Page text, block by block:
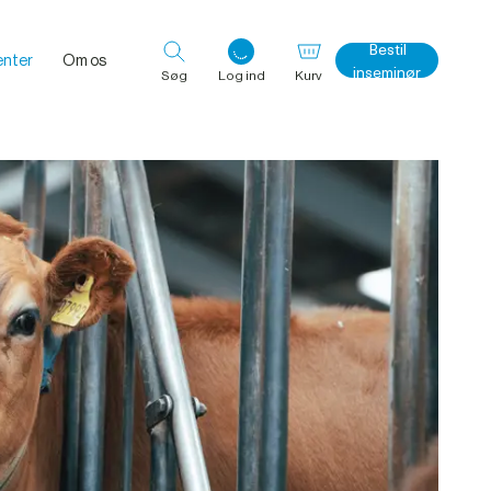
Om os
Søg Log ind
Log ind med det samme
Kurv
Bestil
inseminør